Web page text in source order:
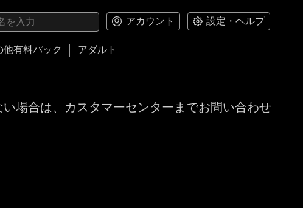
アカウント 設定・ヘルプ
他有料パック アダルト
場合は、カスタマーセンターまでお問い合わせ